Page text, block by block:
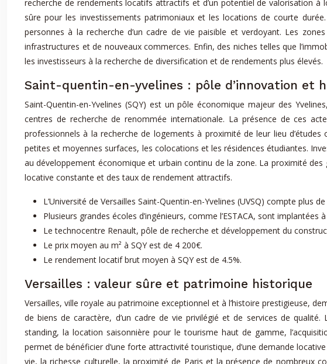
recherche de rendements locatifs attractifs et d’un potentiel de valorisation
sûre pour les investissements patrimoniaux et les locations de courte
personnes à la recherche d’un cadre de vie paisible et verdoyant. Les
infrastructures et de nouveaux commerces. Enfin, des niches telles que
les investisseurs à la recherche de diversification et de rendements plus élevés.
Saint-quentin-en-yvelines : pôle d’innovation et
Saint-Quentin-en-Yvelines (SQY) est un pôle économique majeur des
centres de recherche de renommée internationale. La présence de ces
professionnels à la recherche de logements à proximité de leur lieu
petites et moyennes surfaces, les colocations et les résidences étudiantes.
au développement économique et urbain continu de la zone. La proximité des
locative constante et des taux de rendement attractifs.
L’Université de Versailles Saint-Quentin-en-Yvelines (UVSQ) compte plus
Plusieurs grandes écoles d’ingénieurs, comme l’ESTACA, sont implantées à
Le technocentre Renault, pôle de recherche et développement du
Le prix moyen au m² à SQY est de 4 200€.
Le rendement locatif brut moyen à SQY est de 4.5%.
Versailles : valeur sûre et patrimoine historique
Versailles, ville royale au patrimoine exceptionnel et à l’histoire prestigieuse,
de biens de caractère, d’un cadre de vie privilégié et de services de
standing, la location saisonnière pour le tourisme haut de gamme,
permet de bénéficier d’une forte attractivité touristique, d’une demande
vie, la richesse culturelle, la proximité de Paris et la présence de nombreux